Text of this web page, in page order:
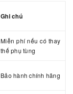
Ghi chú
Miễn phí nếu có thay
thế phụ tùng
Bảo hành chính hãng